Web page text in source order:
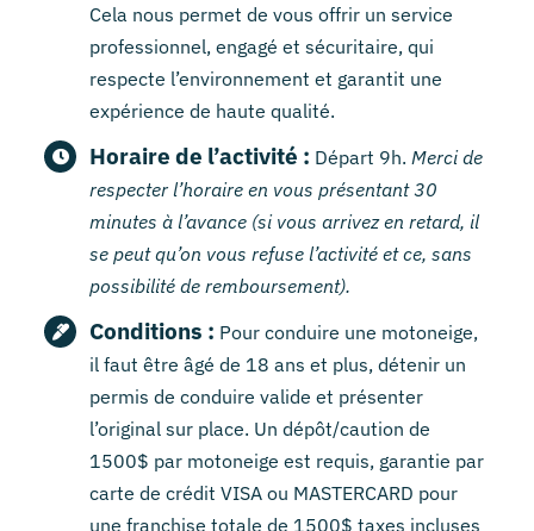
Cela nous permet de vous offrir un service
professionnel, engagé et sécuritaire, qui
respecte l’environnement et garantit une
expérience de haute qualité.
Horaire de l’activité : Départ 9h.Merci de
respecter l’horaire en vous présentant 30
minutes à l’avance (si vous arrivez en retard, il
se peut qu’on vous refuse l’activité et ce, sans
possibilité de remboursement).
Conditions : Pour conduire une motoneige,
il faut être âgé de 18 ans et plus, détenir un
permis de conduire valide et présenter
l’original sur place. Un dépôt/caution de
1500$ par motoneige est requis, garantie par
carte de crédit VISA ou MASTERCARD pour
une franchise totale de 1500$ taxes incluses